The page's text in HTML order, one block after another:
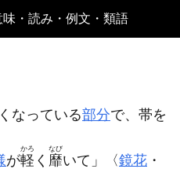
味・読み・例文・類語
なっている部分で、帯を
が軽
かろ
く 靡
なび
いて」〈鏡花 ・